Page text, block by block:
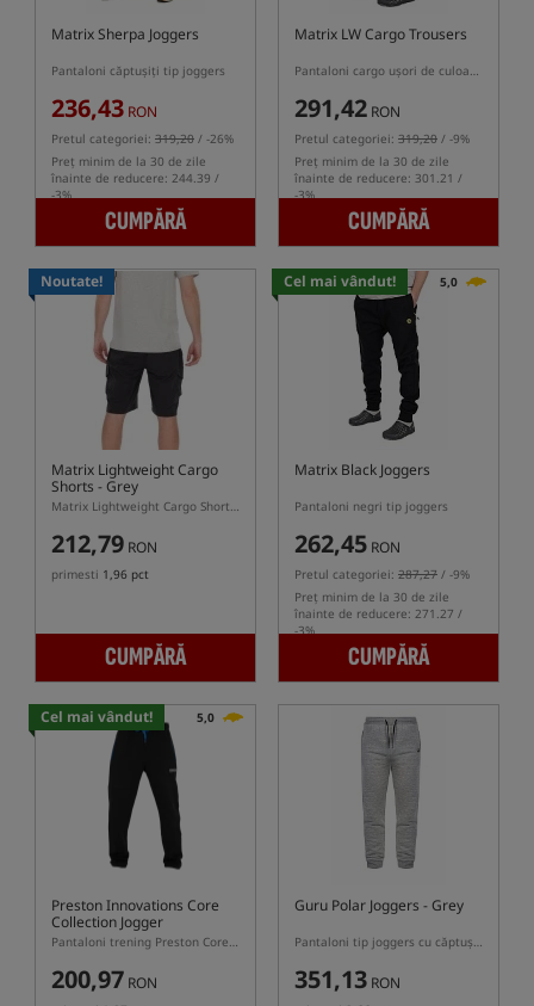
Matrix Sherpa Joggers
Pantaloni căptușiți tip joggers
236,43 RON
Pretul categoriei: 319,20 / -26%
Preț minim de la 30 de zile
înainte de reducere: 244.39 /
-3%
CUMPĂRĂ
Matrix LW Cargo Trousers
Pantaloni cargo ușori de culoare neagră
291,42 RON
Pretul categoriei: 319,20 / -9%
Preț minim de la 30 de zile
înainte de reducere: 301.21 /
-3%
CUMPĂRĂ
Noutate!
Matrix Lightweight Cargo
Shorts - Grey
Matrix Lightweight Cargo Shorts Grey – pantaloni scurți cargo de pescuit cu uscare rapidă
212,79 RON
primesti 1,96 pct
CUMPĂRĂ
Cel mai vândut! 5,0
Matrix Black Joggers
Pantaloni negri tip joggers
262,45 RON
Pretul categoriei: 287,27 / -9%
Preț minim de la 30 de zile
înainte de reducere: 271.27 /
-3%
CUMPĂRĂ
Cel mai vândut! 5,0
Preston Innovations Core
Collection Jogger
Pantaloni trening Preston Core Collection Jogger – Negri
200,97 RON
Guru Polar Joggers - Grey
Pantaloni tip joggers cu căptușeală sherpa
351,13 RON